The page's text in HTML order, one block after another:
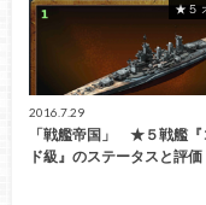
★５
2016.7.29
「戦艦帝国」 ★５戦艦『
ド級』のステータスと評価